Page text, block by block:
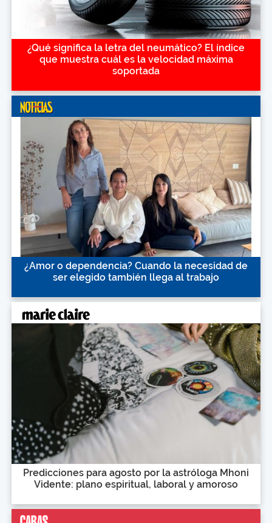
¿Qué significa la letra del neumático? El índice
que muestra cuál es la velocidad máxima
soportada
¿Amor o dependencia? Cuando la necesidad de
ser elegido también llega al trabajo
Predicciones para agosto por la astróloga Mhoni
Vidente: plano espiritual, laboral y amoroso